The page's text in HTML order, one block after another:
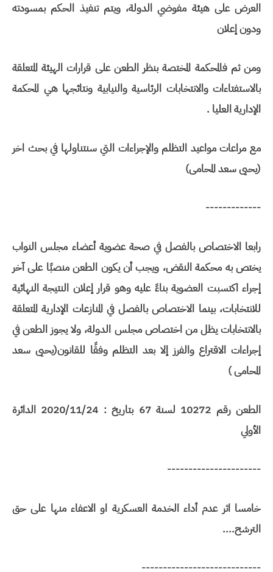
العرض على هيئة مفوضي الدولة، ويتم تنفيذ الحكم بمسودته
ودون إعلان
ومن ثم فالمحكمة المختصة بنظر الطعن على قرارات الهيئة المتعلقة
بالاستفتاءات والانتخابات الرئاسية والنيابية ونتائجها هي المحكمة
الإدارية العليا .
مع مراعات مواعيد التظلم والإجراءات التي سنتناولها في بحث اخر
(يحيى سعد المحامى)
-------------
رابعا الاختصاص بالفصل في صحة عضوية أعضاء مجلس النواب
يختص به محكمة النقض، ويجب أن يكون الطعن منصبًا على آخر
إجراء اكتسبت العضوية بناءً عليه وهو قرار إعلان النتيجة النهائية
للانتخابات، بينما الاختصاص بالفصل في المنازعات الإدارية المتعلقة
بالانتخابات يظل من اختصاص مجلس الدولة، ولا يجوز الطعن في
إجراءات الاقتراع والفرز إلا بعد التظلم وفقًا للقانون(يحيى سعد
المحامى )
الطعن رقم 10272 لسنة 67 بتاريخ : 2020/11/24 الدائرة
الأولي
----------------------
خامسا اثر عدم أداء الخدمة العسكرية او الاعفاء منها على حق
الترشح....
----------------------------